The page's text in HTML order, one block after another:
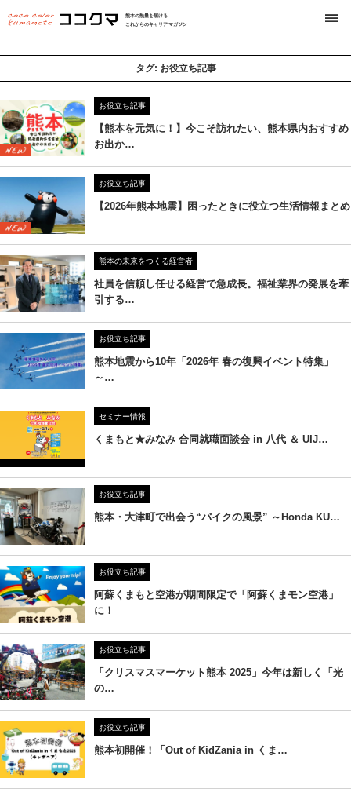
熊本の熱量を届ける
これからのキャリアマガジン
タグ: お役立ち記事
お役立ち記事
【熊本を元気に！】今こそ訪れたい、熊本県内おすすめ
お出か…
お役立ち記事
【2026年熊本地震】困ったときに役立つ生活情報まとめ
熊本の未来をつくる経営者
社員を信頼し任せる経営で急成長。福祉業界の発展を牽
引する…
お役立ち記事
熊本地震から10年「2026年 春の復興イベント特集」
～…
セミナー情報
くまもと★みなみ 合同就職面談会 in 八代 ＆ UIJ…
お役立ち記事
熊本・大津町で出会う“バイクの風景” ～Honda KU…
お役立ち記事
阿蘇くまもと空港が期間限定で「阿蘇くまモン空港」
に！
お役立ち記事
「クリスマスマーケット熊本 2025」今年は新しく「光
の…
お役立ち記事
熊本初開催！「Out of KidZania in くま…